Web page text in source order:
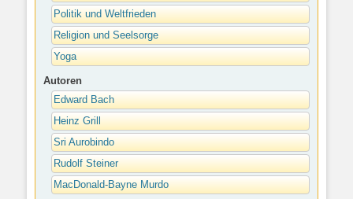
Politik und Weltfrieden
Religion und Seelsorge
Yoga
Autoren
Edward Bach
Heinz Grill
Sri Aurobindo
Rudolf Steiner
MacDonald-Bayne Murdo